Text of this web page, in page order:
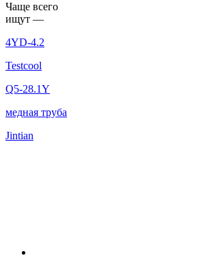
Чаще вcего
ищут —
4YD-4.2
Testcool
Q5-28.1Y
медная труба
Jintian